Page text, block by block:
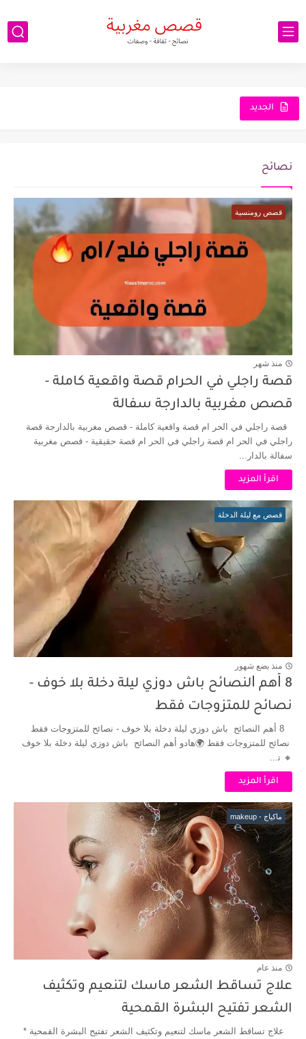
الجديد
نصائح
قصص رومنسية
منذ شهر
قصة راجلي في الحرام قصة واقعية كاملة -
قصص مغربية بالدارجة سفالة
قصة راجلي في الحر ام قصة واقعية كاملة - قصص مغربية بالدارجة قصة
راجلي في الحر ام قصة راجلي في الحر ام قصة حقيقية - قصص مغربية
سفالة بالدار...
اقرأ المزيد
قصص مع ليلة الدخلة
منذ بضع شهور
8 ﺃﻫﻢ ﺍﻟﻨﺼﺎﺋﺢ باش دوزي ﻟﻴﻠﺔ ﺩﺧﻠﺔ بلا خوف -
نصائح للمتزوجات فقط
8 ﺃﻫﻢ ﺍﻟﻨﺼﺎﺋﺢ باش دوزي ﻟﻴﻠﺔ ﺩﺧﻠﺔ بلا خوف - نصائح للمتزوجات فقط
نصائح للمتزوجات فقط 🌍هادو ﺃﻫﻢ ﺍﻟﻨﺼﺎﺋﺢ باش دوزي ﻟﻴﻠﺔ ﺩﺧﻠﺔ بلا خوف
🔸️ ﺗ...
اقرأ المزيد
ماكياج - makeup
منذ عام
علاج تساقط الشعر ماسك لتنعيم وتكثيف
الشعر تفتيح البشرة القمحية
علاج تساقط الشعر ماسك لتنعيم وتكثيف الشعر تفتيح البشرة القمحية *